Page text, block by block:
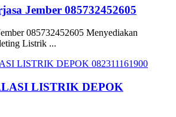
Jember 085732452605
085732452605 Menyediakan
Listrik ...
LISTRIK DEPOK